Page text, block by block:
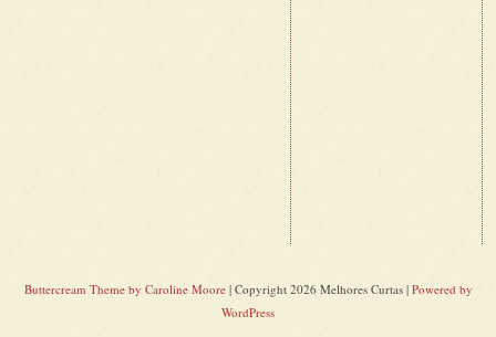
Buttercream Theme by Caroline Moore| Copyright 2026 Melhores Curtas | Powered by
WordPress